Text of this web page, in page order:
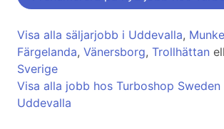
Visa alla säljarjobb i Uddevalla,
Färgelanda, Vänersborg, Trollhättan
Sverige
Visa alla jobb hos Turboshop Sweden
Uddevalla